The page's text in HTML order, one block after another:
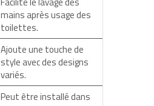
mains après usage des
toilettes.
Ajoute une touche de
style avec des designs
variés.
Peut être installé dans